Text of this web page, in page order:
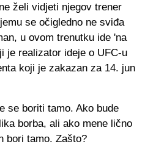
želi vidjeti njegov trener
se očigledno ne sviđa
u ovom trenutku ide 'na
je realizator ideje o UFC-u
koji je zakazan za 14. jun
se boriti tamo. Ako bude
borba, ali ako mene lično
bori tamo. Zašto?